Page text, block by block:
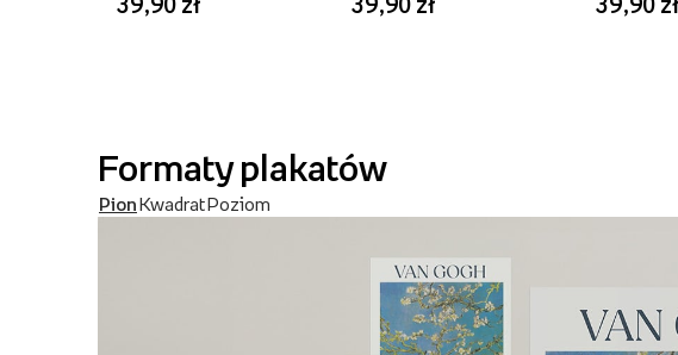
Formaty plakatów
PionKwadratPoziom